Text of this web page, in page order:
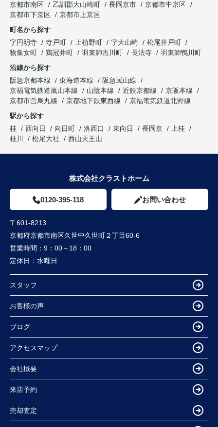
京都市南区
乙訓郡大山崎町 長岡京市
京都市中京区
京都市下京区
京都市上京区
町名から探す
字円明寺
寺戸町 上植野町 字大山崎
松尾井戸町
物集女町
鶏冠井町 羽束師古川町 長法寺
羽束師鴨川町
沿線から探す
阪急京都本線
東海道本線
阪急嵐山線
京福電気鉄道嵐山本線
山陰本線 近鉄京都線
京阪本線
京都市営烏丸線
京都地下鉄東西線
京福電気鉄道北野線
駅から探す
桂
西向日 向日町 洛西口 東向日 長岡京
上桂
桂川
松尾大社 西山天王山
株式会社クラストホーム
0120-395-118 お問い合わせ
〒601-8213
京都府京都市南区久世中久世町２丁目60-6
営業時間： 9：00～18：00
定休日： 水曜日
スタッフ
お客様の声
ブログ
アクセスマップ
会社概要
来店予約
売却査定